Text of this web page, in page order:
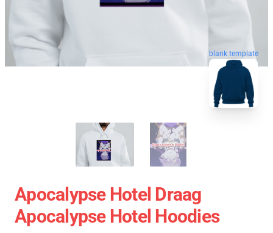
blank template
Apocalypse Hotel Draag
Apocalypse Hotel Hoodies